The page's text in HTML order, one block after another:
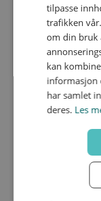
5601756
63
75
99
tilpasse
trafikken
om din bruk
kan
informasjon
har samlet
deres. Les